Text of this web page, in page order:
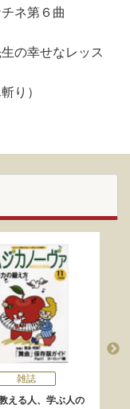
ネ第６曲
の幸せなレッス
り）
雑誌
える人、学ぶ人の